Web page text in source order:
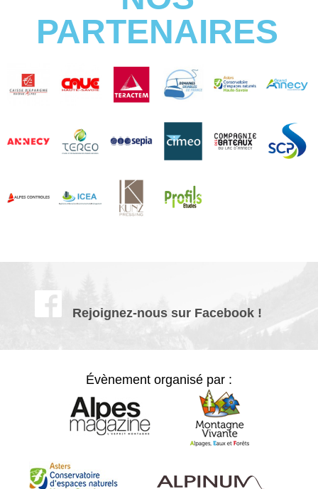
PARTENAIRES
Rejoignez-nous sur Facebook !
Évènement organisé par :